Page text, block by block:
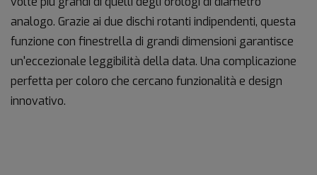
analogo. Grazie ai due dischi rotanti indipendenti, questa
funzione con finestrella di grandi dimensioni garantisce
un'eccezionale leggibilità della data. Una complicazione
perfetta per coloro che cercano funzionalità e design
innovativo.